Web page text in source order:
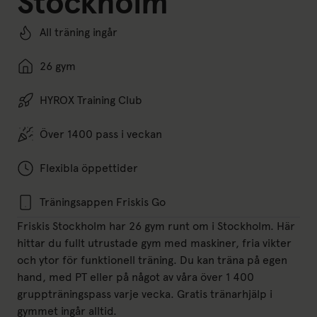
All träning ingår
26 gym
HYROX Training Club
Över 1400 pass i veckan
Flexibla öppettider
Träningsappen Friskis Go
Friskis Stockholm har 26 gym runt om i Stockholm. Här
hittar du fullt utrustade gym med maskiner, fria vikter
och ytor för funktionell träning. Du kan träna på egen
hand, med PT eller på något av våra över 1 400
gruppträningspass varje vecka. Gratis tränarhjälp i
gymmet ingår alltid.